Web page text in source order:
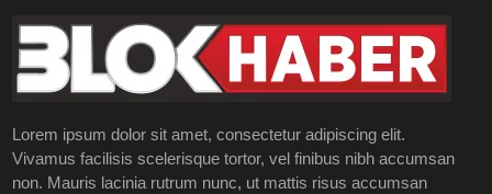
Lorem ipsum dolor sit amet, consectetur adipiscing elit.
Vivamus facilisis scelerisque tortor, vel finibus nibh accumsan
non. Mauris lacinia rutrum nunc, ut mattis risus accumsan